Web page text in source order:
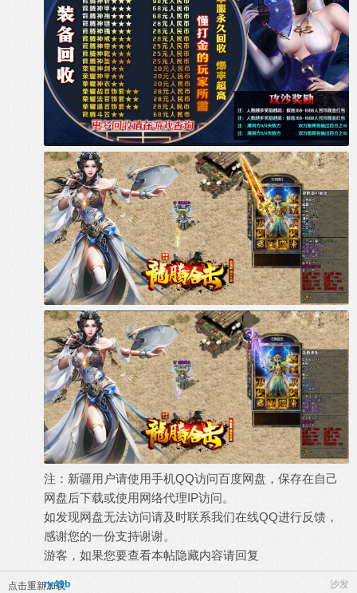
注：新疆用户请使用手机QQ访问百度网盘，保存在自己
网盘后下载或使用网络代理IP访问。
如发现网盘无法访问请及时联系我们在线QQ进行反馈，
感谢您的一份支持谢谢。
游客，如果您要查看本帖隐藏内容请回复
点击重新加载 沙发
ry49b